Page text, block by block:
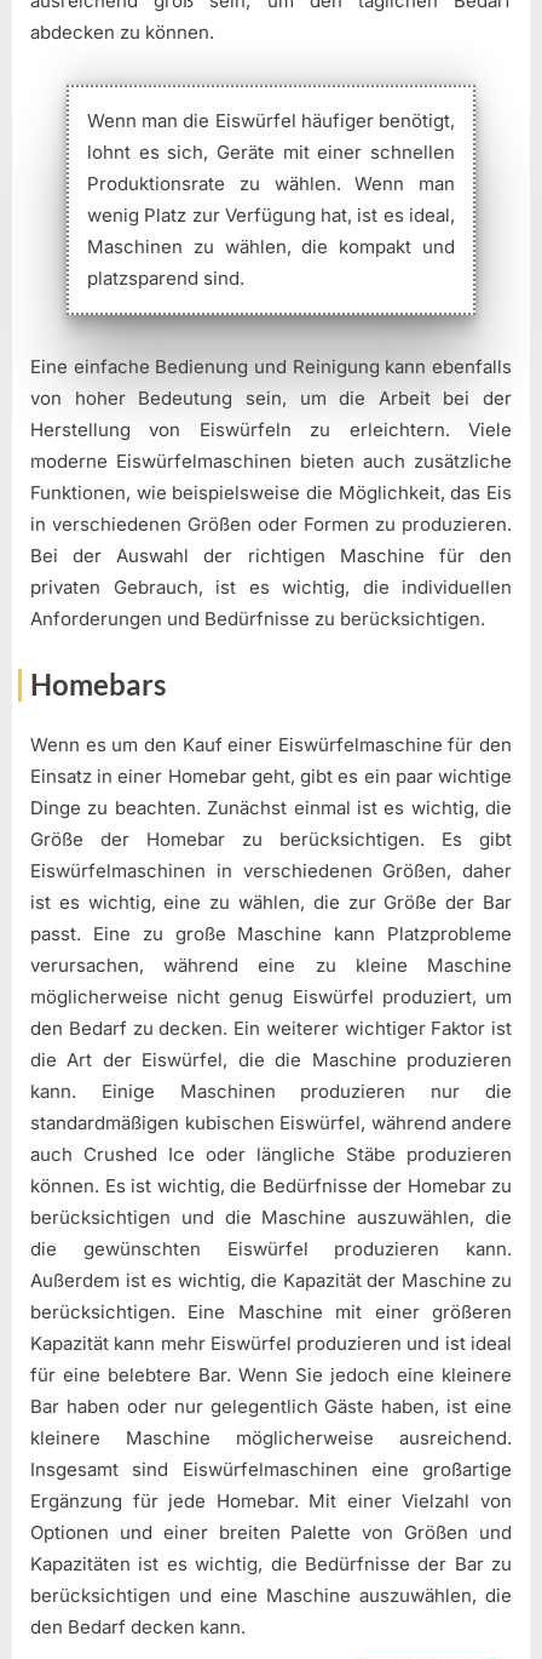
abdecken zu können.
Wenn man die Eiswürfel häufiger benötigt,
lohnt es sich, Geräte mit einer schnellen
Produktionsrate zu wählen. Wenn man
wenig Platz zur Verfügung hat, ist es ideal,
Maschinen zu wählen, die kompakt und
platzsparend sind.
Eine einfache Bedienung und Reinigung kann ebenfalls
von hoher Bedeutung sein, um die Arbeit bei der
Herstellung von Eiswürfeln zu erleichtern. Viele
moderne Eiswürfelmaschinen bieten auch zusätzliche
Funktionen, wie beispielsweise die Möglichkeit, das Eis
in verschiedenen Größen oder Formen zu produzieren.
Bei der Auswahl der richtigen Maschine für den
privaten Gebrauch, ist es wichtig, die individuellen
Anforderungen und Bedürfnisse zu berücksichtigen.
Homebars
Wenn es um den Kauf einer Eiswürfelmaschine für den
Einsatz in einer Homebar geht, gibt es ein paar wichtige
Dinge zu beachten. Zunächst einmal ist es wichtig, die
Größe der Homebar zu berücksichtigen. Es gibt
Eiswürfelmaschinen in verschiedenen Größen, daher
ist es wichtig, eine zu wählen, die zur Größe der Bar
passt. Eine zu große Maschine kann Platzprobleme
verursachen, während eine zu kleine Maschine
möglicherweise nicht genug Eiswürfel produziert, um
den Bedarf zu decken. Ein weiterer wichtiger Faktor ist
die Art der Eiswürfel, die die Maschine produzieren
kann. Einige Maschinen produzieren nur die
standardmäßigen kubischen Eiswürfel, während andere
auch Crushed Ice oder längliche Stäbe produzieren
können. Es ist wichtig, die Bedürfnisse der Homebar zu
berücksichtigen und die Maschine auszuwählen, die
die gewünschten Eiswürfel produzieren kann.
Außerdem ist es wichtig, die Kapazität der Maschine zu
berücksichtigen. Eine Maschine mit einer größeren
Kapazität kann mehr Eiswürfel produzieren und ist ideal
für eine belebtere Bar. Wenn Sie jedoch eine kleinere
Bar haben oder nur gelegentlich Gäste haben, ist eine
kleinere Maschine möglicherweise ausreichend.
Insgesamt sind Eiswürfelmaschinen eine großartige
Ergänzung für jede Homebar. Mit einer Vielzahl von
Optionen und einer breiten Palette von Größen und
Kapazitäten ist es wichtig, die Bedürfnisse der Bar zu
berücksichtigen und eine Maschine auszuwählen, die
den Bedarf decken kann.